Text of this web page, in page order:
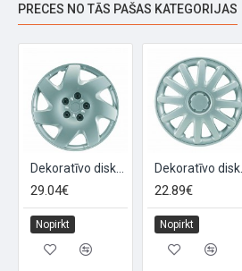
PRECES NO TĀS PAŠAS KATEGORIJAS
Dekoratīvo disku uzliku komplekts "CHICAGO", 16'', 4 gab
29.04€
Nopirkt
22.89€
Nopirkt